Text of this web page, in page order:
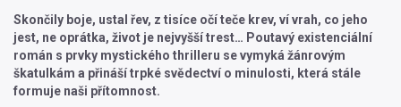
Skončily boje, ustal řev, z tisíce očí teče krev, ví vrah, co jeho
jest, ne oprátka, život je nejvyšší trest… Poutavý existenciální
román s prvky mystického thrilleru se vymyká žánrovým
škatulkám a přináší trpké svědectví o minulosti, která stále
formuje naši přítomnost.